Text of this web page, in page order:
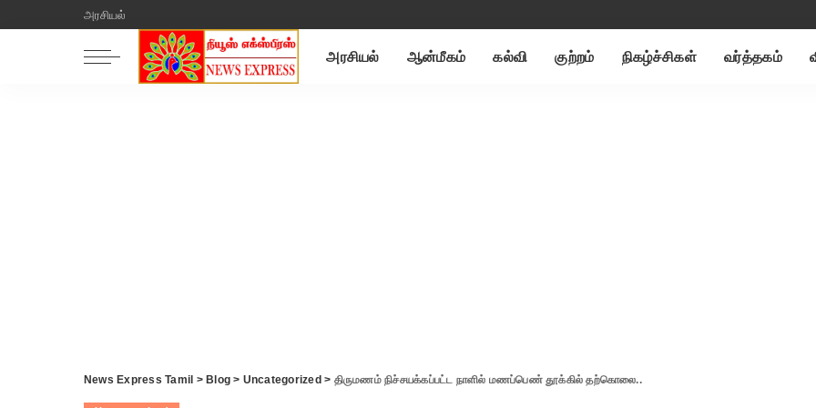
அரசியல்
அரசியல் ஆன்மீகம் கல்வி குற்றம் நிகழ்ச்சிகள் வர்த்தகம்
News Express Tamil > Blog > Uncategorized > திருமணம் நிச்சயக்கப்பட்ட நாளில் மணப்பெண் தூக்கில் தற்கொலை..